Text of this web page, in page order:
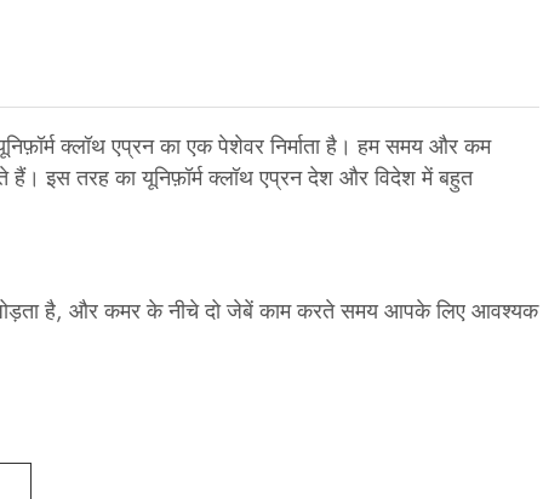
क्लॉथ एप्रन का एक पेशेवर निर्माता है। हम समय और कम
इस तरह का यूनिफ़ॉर्म क्लॉथ एप्रन देश और विदेश में बहुत
जोड़ता है, और कमर के नीचे दो जेबें काम करते समय आपके लिए आवश्यक